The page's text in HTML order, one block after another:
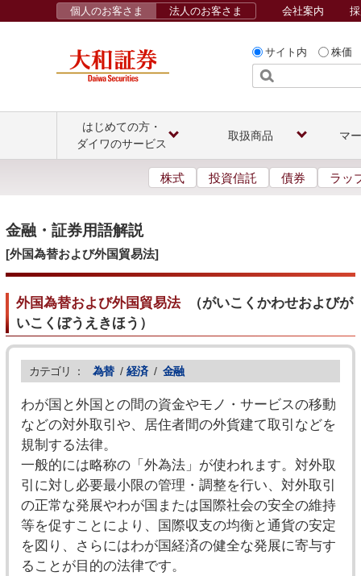
サイト内 株価
個人のお客さま 法人のお客さま 会社案内
はじめての方・
ダイワのサービス
取扱商品 マ
株式 投資信託 債券 ラッ
金融・証券用語解説
[外国為替および外国貿易法]
外国為替および外国貿易法（がいこくかわせおよびが
いこくぼうえきほう ）
カテゴリ ： 為替 / 経済 / 金融
わが国と外国との間の資金やモノ・サービスの移動
などの対外取引や、居住者間の外貨建て取引などを
規制する法律。
一般的には略称の「外為法」が使われます。対外取
引に対し必要最小限の管理・調整を行い、対外取引
の正常な発展やわが国または国際社会の安全の維持
等を促すことにより、国際収支の均衡と通貨の安定
を図り、さらにはわが国経済の健全な発展に寄与す
ることが目的の法律です。